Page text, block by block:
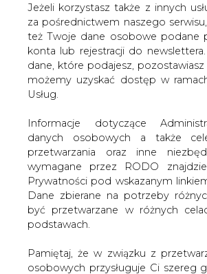
Jeżeli korzystasz także z innych
za pośrednictwem naszego
też Twoje dane osobowe podane
konta lub rejestracji do
dane, które podajesz,
możemy uzyskać dostęp w
Usług.
Informacje dotyczące
danych osobowych a także
przetwarzania oraz inne
wymagane przez RODO
Prywatności pod wskazanym
Dane zbierane na potrzeby
być przetwarzane w różnych
podstawach.
Pamiętaj, że w związku z
osobowych przysługuje Ci szereg
Strona główna RYNEK PALIW
wyniki za 2022
Redakcja